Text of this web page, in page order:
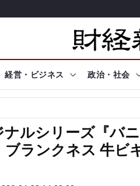
経営・ビジネス 政治・社会
ルシリーズ『バ
ランクネス 牛ビ